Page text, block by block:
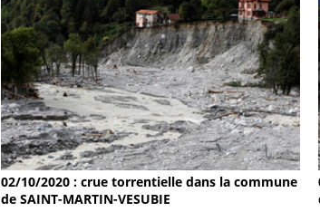
02/10/2020 : crue torrentielle dans la commune
de SAINT-MARTIN-VESUBIE